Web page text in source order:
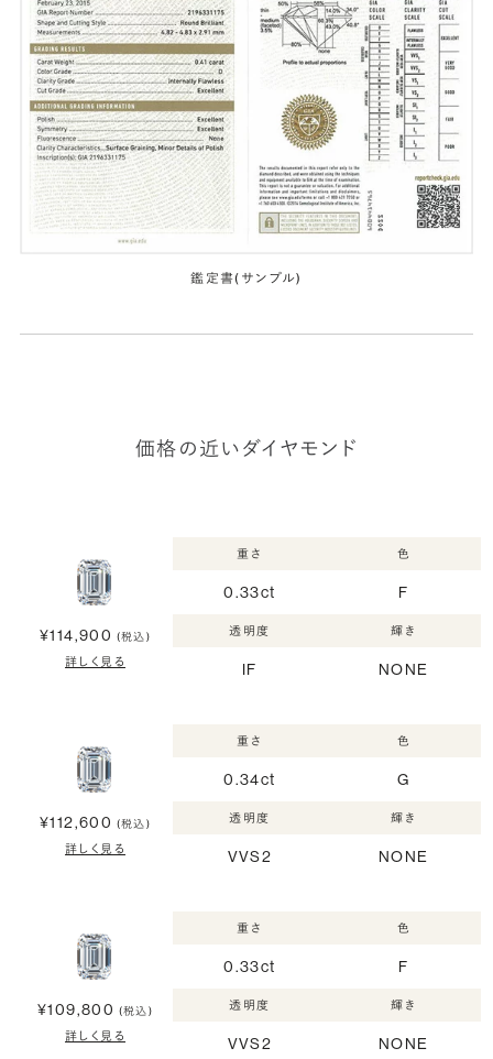
鑑定書(サンプル)
価格の近いダイヤモンド
¥114,900 (税込)
詳しく見る
重さ
0.33ct
色
F
透明度
IF
輝き
NONE
¥112,600 (税込)
詳しく見る
重さ
0.34ct
色
G
透明度
VVS2
輝き
NONE
¥109,800 (税込)
詳しく見る
重さ
0.33ct
色
F
透明度
VVS2
輝き
NONE